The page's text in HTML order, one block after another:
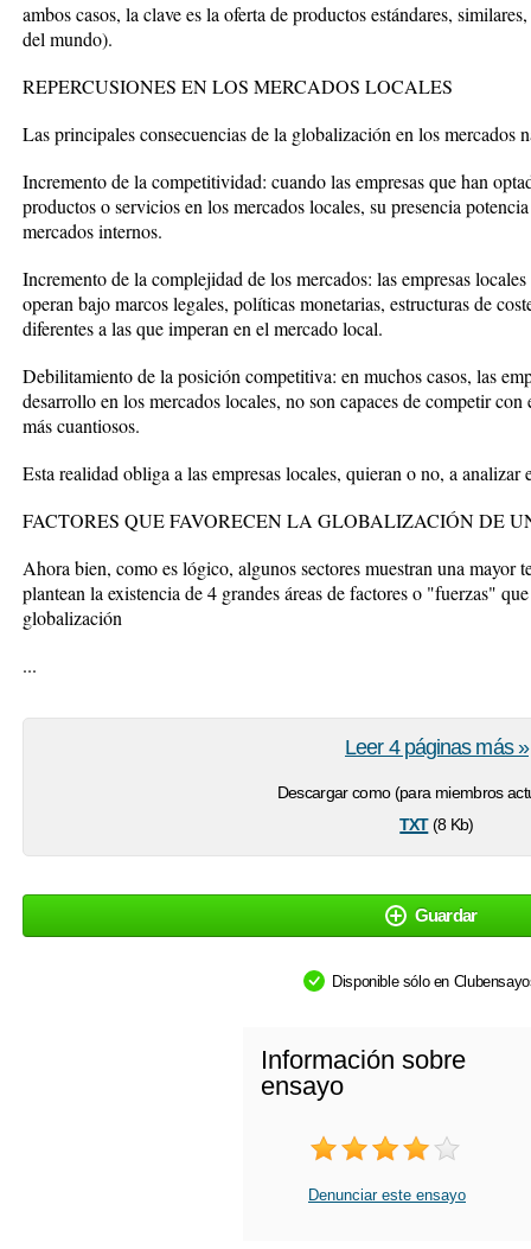
ambos casos, la clave es la oferta de productos estándares,
del mundo).
REPERCUSIONES EN LOS MERCADOS LOCALES
Las principales consecuencias de la globalización en los mercados
Incremento de la competitividad: cuando las empresas que han
productos o servicios en los mercados locales, su presencia
mercados internos.
Incremento de la complejidad de los mercados: las empresas
operan bajo marcos legales, políticas monetarias, estructuras de
diferentes a las que imperan en el mercado local.
Debilitamiento de la posición competitiva: en muchos casos, las
desarrollo en los mercados locales, no son capaces de competir
más cuantiosos.
Esta realidad obliga a las empresas locales, quieran o no, a
FACTORES QUE FAVORECEN LA GLOBALIZACIÓN DE
Ahora bien, como es lógico, algunos sectores muestran una mayor
plantean la existencia de 4 grandes áreas de factores o "fuerzas"
globalización
...
Descargar como (para miembros
txt(8 Kb)
Leer 4 páginas más »
Guardar
Disponible sólo en
Información sobre
ensayo
Denunciar este ensayo